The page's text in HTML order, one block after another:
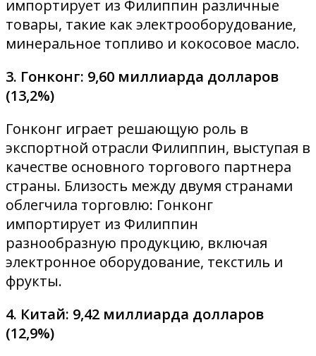
импортирует из Филиппин различные
товары, такие как электрооборудование,
минеральное топливо и кокосовое масло.
3. Гонконг: 9,60 миллиарда долларов
(13,2%)
Гонконг играет решающую роль в
экспортной отрасли Филиппин, выступая в
качестве основного торгового партнера
страны. Близость между двумя странами
облегчила торговлю: Гонконг
импортирует из Филиппин
разнообразную продукцию, включая
электронное оборудование, текстиль и
фрукты.
4. Китай: 9,42 миллиарда долларов
(12,9%)